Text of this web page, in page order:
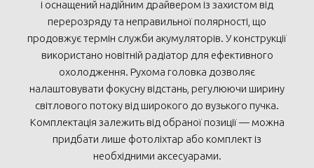
і оснащений надійним драйвером із захистом від
перерозряду та неправильної полярності, що
продовжує термін служби акумуляторів. У конструкції
використано новітній радіатор для ефективного
охолодження. Рухома головка дозволяє
налаштовувати фокусну відстань, регулюючи ширину
світлового потоку від широкого до вузького пучка.
Комплектація залежить від обраної позиції — можна
придбати лише фотоліхтар або комплект із
необхідними аксесуарами.